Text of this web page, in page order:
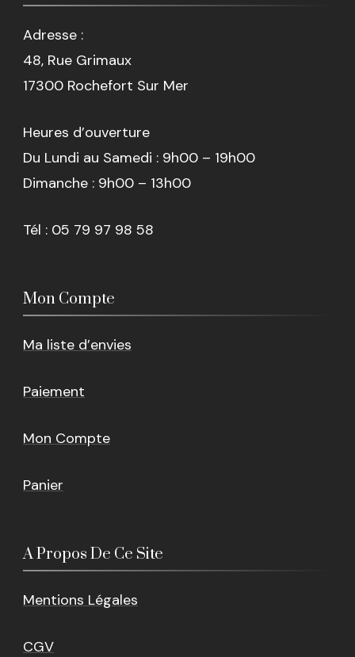
Adresse :
48, Rue Grimaux
17300 Rochefort Sur Mer
Heures d’ouverture
Du Lundi au Samedi : 9h00 – 19h00
Dimanche : 9h00 – 13h00
Tél : 05 79 97 98 58
Mon Compte
Ma liste d’envies
Paiement
Mon Compte
Panier
A Propos De Ce Site
Mentions Légales
CGV